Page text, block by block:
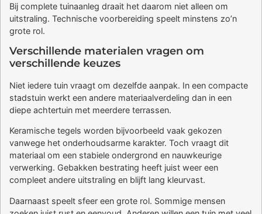
Bij complete tuinaanleg draait het daarom niet alleen om
uitstraling. Technische voorbereiding speelt minstens zo’n
grote rol.
Verschillende materialen vragen om
verschillende keuzes
Niet iedere tuin vraagt om dezelfde aanpak. In een compacte
stadstuin werkt een andere materiaalverdeling dan in een
diepe achtertuin met meerdere terrassen.
Keramische tegels worden bijvoorbeeld vaak gekozen
vanwege het onderhoudsarme karakter. Toch vraagt dit
materiaal om een stabiele ondergrond en nauwkeurige
verwerking. Gebakken bestrating heeft juist weer een
compleet andere uitstraling en blijft lang kleurvast.
Daarnaast speelt sfeer een grote rol. Sommige mensen